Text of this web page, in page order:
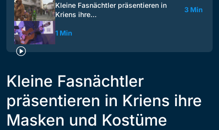
Kleine Fasnächtler präsentieren in
Kriens ihre…
3 Min
1 Min
Kleine Fasnächtler
präsentieren in Kriens ihre
Masken und Kostüme